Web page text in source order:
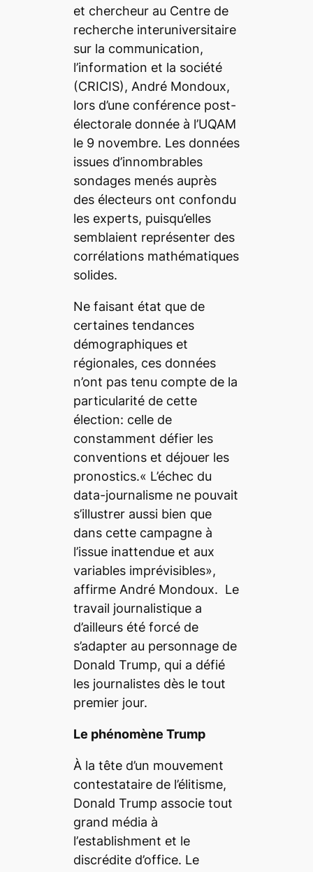
et chercheur au Centre de
recherche interuniversitaire
sur la communication,
l’information et la société
(CRICIS), André Mondoux,
lors d’une conférence post-
électorale donnée à l’UQAM
le 9 novembre. Les données
issues d’innombrables
sondages menés auprès
des électeurs ont confondu
les experts, puisqu’elles
semblaient représenter des
corrélations mathématiques
solides.
Ne faisant état que de
certaines tendances
démographiques et
régionales, ces données
n’ont pas tenu compte de la
particularité de cette
élection: celle de
constamment défier les
conventions et déjouer les
pronostics.« L’échec du
data-journalisme ne pouvait
s’illustrer aussi bien que
dans cette campagne à
l’issue inattendue et aux
variables imprévisibles»,
affirme André Mondoux. Le
travail journalistique a
d’ailleurs été forcé de
s’adapter au personnage de
Donald Trump, qui a défié
les journalistes dès le tout
premier jour.
Le phénomène Trump
À la tête d’un mouvement
contestataire de l’élitisme,
Donald Trump associe tout
grand média à
l’establishment et le
discrédite d’office. Le